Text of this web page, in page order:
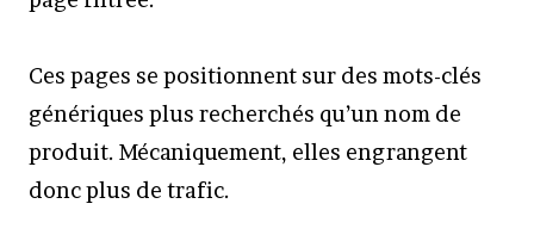
Ces pages se positionnent sur des mots-clés
génériques plus recherchés qu’un nom de
produit. Mécaniquement, elles engrangent
donc plus de trafic.